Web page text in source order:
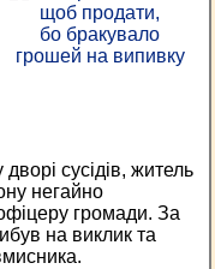
сусідів, житель
негайно
громади. За
на виклик та